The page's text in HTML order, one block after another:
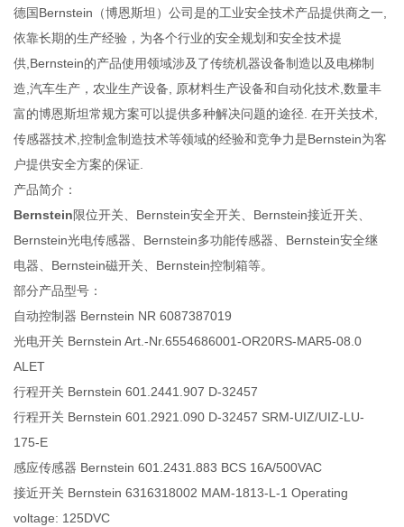
德国Bernstein（博恩斯坦）公司是的工业安全技术产品提供商之一,
依靠长期的生产经验，为各个行业的安全规划和安全技术提
供,Bernstein的产品使用领域涉及了传统机器设备制造以及电梯制
造,汽车生产，农业生产设备, 原材料生产设备和自动化技术,数量丰
富的博恩斯坦常规方案可以提供多种解决问题的途径. 在开关技术,
传感器技术,控制盒制造技术等领域的经验和竞争力是Bernstein为客
户提供安全方案的保证.
产品简介：
Bernstein限位开关、Bernstein安全开关、Bernstein接近开关、
Bernstein光电传感器、Bernstein多功能传感器、Bernstein安全继
电器、Bernstein磁开关、Bernstein控制箱等。
部分产品型号：
自动控制器 Bernstein NR 6087387019
光电开关 Bernstein Art.-Nr.6554686001-OR20RS-MAR5-08.0
ALET
行程开关 Bernstein 601.2441.907 D-32457
行程开关 Bernstein 601.2921.090 D-32457 SRM-UIZ/UIZ-LU-
175-E
感应传感器 Bernstein 601.2431.883 BCS 16A/500VAC
接近开关 Bernstein 6316318002 MAM-1813-L-1 Operating
voltage: 125DVC